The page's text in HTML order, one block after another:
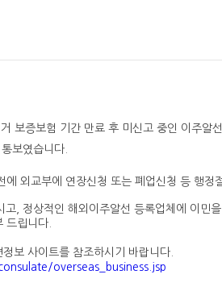
보증보험 기간 만료 후 미신고 중인 이주알
보였습니다.
에 외교부에 연장신청 또는 폐업신청 등 행정
고, 정상적인 해외이주알선 등록업체에 이민
드립니다
보 사이트를 참조하시기 바랍니다
overseas_business.jsp